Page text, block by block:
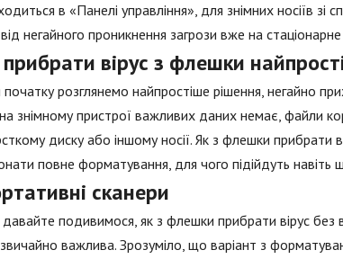
в «Панелі управління», для знімних носіїв
негайного проникнення загрози вже на стаціонарне
вірус з флешки
розглянемо найпростіше рішення, негайно
знімному пристрої важливих даних немає, файли
диску або іншому носії. Як з флешки
повне форматування, для чого підійдуть навіть
сканери
подивимося, як з флешки прибрати вірус без
важлива. Зрозуміло, що варіант з